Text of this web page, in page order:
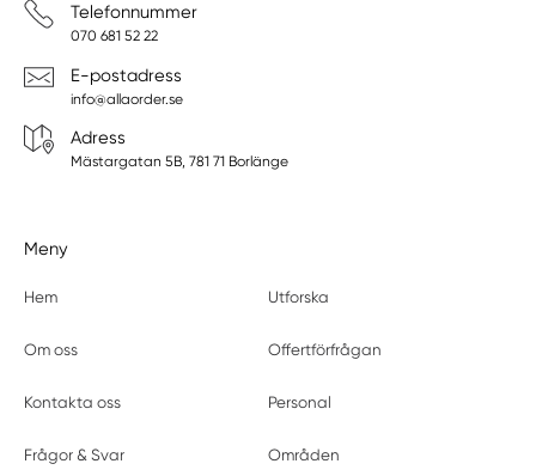
Telefonnummer
070 681 52 22
E-postadress
info@allaorder.se
Adress
Mästargatan 5B, 781 71 Borlänge
Meny
Hem Utforska
Om oss Offertförfrågan
Kontakta oss Personal
Frågor & Svar Områden